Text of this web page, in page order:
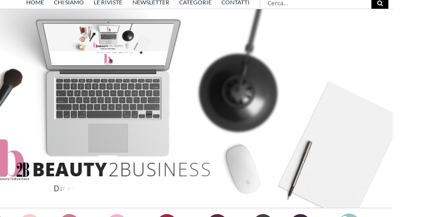
HOME CHI SIAMO LE RIVISTE NEWSLETTER CATEGORIE CONTATTI
per:
BEAUTY2BUSINESS
Dir e